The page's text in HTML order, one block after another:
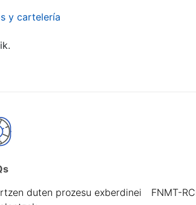
y cartelería
duten prozesu exberdinei
FNMT-